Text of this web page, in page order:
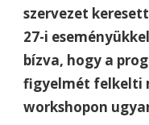
szervezet
27-i
bízva, hogy a
figyelmét felkelti
workshopon